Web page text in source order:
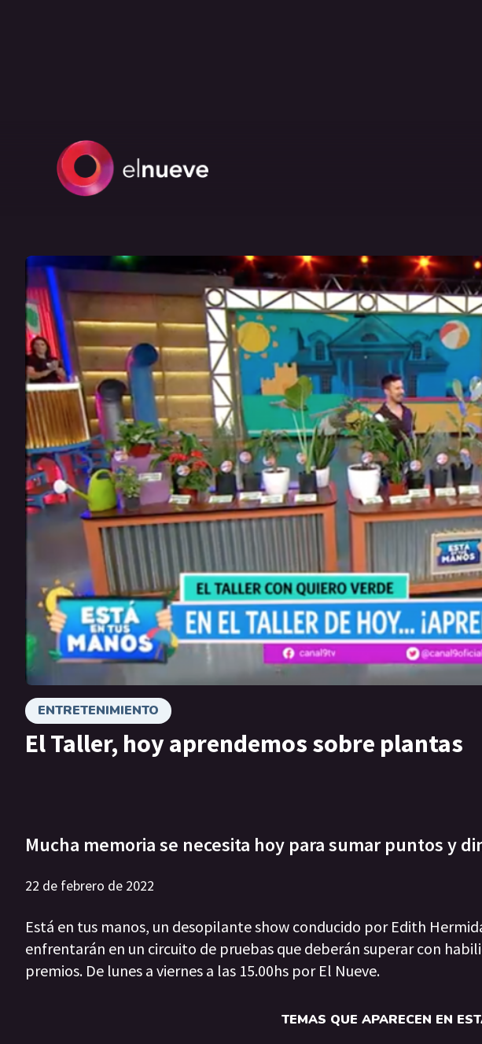
ENTRETENIMIENTO
El Taller, hoy aprendemos sobre plantas
Mucha memoria se necesita hoy para sumar puntos y
22 de febrero de 2022
Está en tus manos, un desopilante show conducido por Edith
enfrentarán en un circuito de pruebas que deberán superar con
premios. De lunes a viernes a las 15.00hs por El Nueve.
TEMAS QUE APARECEN EN